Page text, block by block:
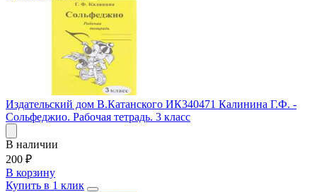
Издательский дом В.Катанского ИК340471 Калинина Г.Ф. -
Сольфеджио. Рабочая тетрадь. 3 класс
В наличии
200 ₽
В корзину
Купить в 1 клик